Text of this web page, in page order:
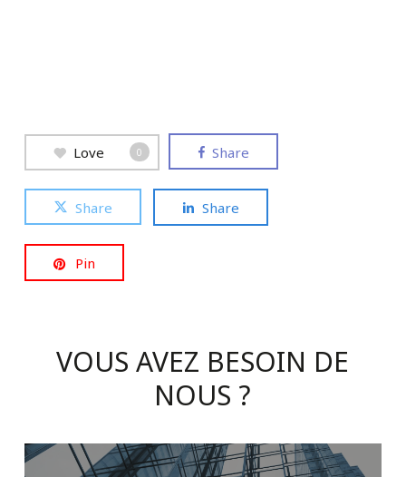
Love 0 Share
Share Share
Pin
VOUS AVEZ BESOIN DE
NOUS ?